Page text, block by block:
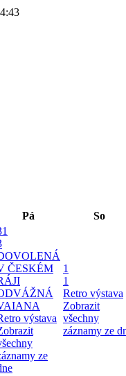
Pá So
ČESKÉM
výstava
ze
1
1
Retro výstava
Zobrazit
všechny
záznamy ze